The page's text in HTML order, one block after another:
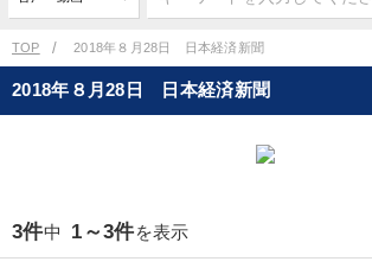
デジタル版対応のみ検索結果に表示する
search
全国経営者セミナー講演収録物（全1315タイトル
ます
TOP 2018年８月28日 日本経済新聞
2018年８月28日 日本経済新聞
3件中 1～3件を表示